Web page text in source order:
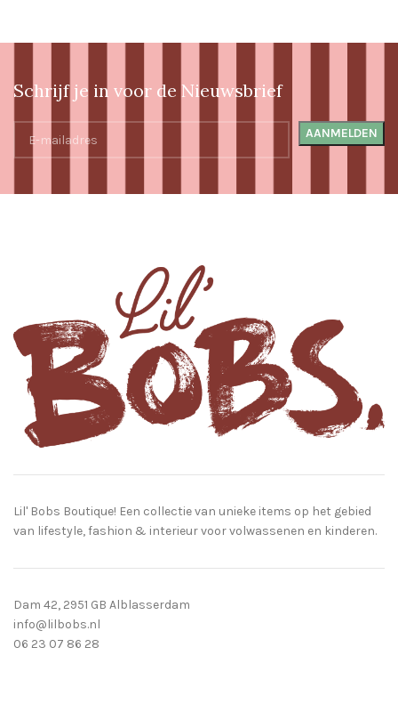
Schrijf je in voor de Nieuwsbrief
Lil' Bobs Boutique! Een collectie van unieke items op het gebied
van lifestyle, fashion & interieur voor volwassenen en kinderen.
Dam 42, 2951 GB Alblasserdam
info@lilbobs.nl
06 23 07 86 28